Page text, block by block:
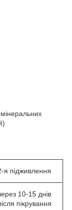
я підживлення
10-15 днів
пікрування